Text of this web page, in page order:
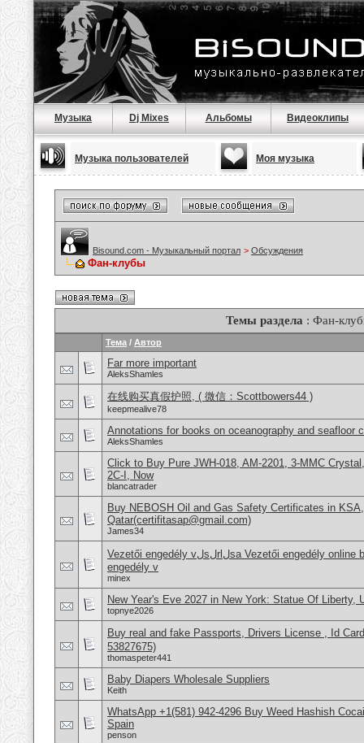
Музыка Dj Mixes Альбомы Видеоклипы
Музыка пользователей Моя музыка
Bisound.com - Музыкальный портал > Обсуждения
Фан-клубы
Темы раздела : Фан-
Тема / Автор
Far more important
AleksShamles
在线购买真假护照, ( 微信：Scottbowers44 )
keepmealive78
Annotations for books on oceanography and seafloor
AleksShamles
Click to Buy Pure JWH-018, AM-2201, 3-MMC
2C-I, Now
blancatrader
Buy NEBOSH Oil and Gas Safety Certificates in
Qatar(certifitasap@gmail.com)
James34
Vezetői engedély vلsلrlلsa Vezetői engedély online beszerzése Hajَvezetői
engedély v
minex
New Year's Eve 2027 in New York: Statue Of Liberty,
topnye2026
Buy real and fake Passports, Drivers License , Id
53827675)
thomaspeter441
Baby Diapers Wholesale Suppliers
Keith
WhatsApp +1(581) 942-4296 Buy Weed Hashish
Spain
penson